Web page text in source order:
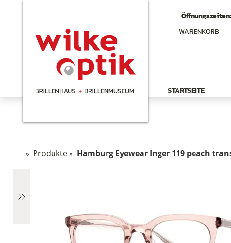
Öffnungszeiten:
WARENKORB
STARTSEITE
» Produkte» Hamburg Eyewear Inger 119 peach